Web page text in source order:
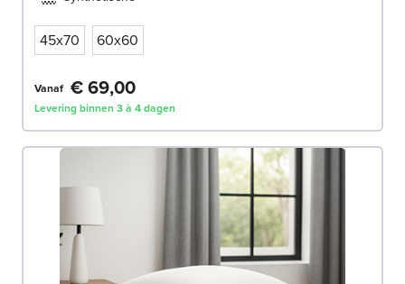
45x70 60x60
Vanaf € 69,00
Levering binnen 3 à 4 dagen